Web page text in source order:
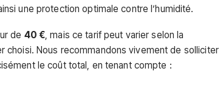
une protection optimale contre l’humidité.
de 40 €, mais ce tarif peut varier selon la
choisi. Nous recommandons vivement de solliciter
le coût total, en tenant compte :